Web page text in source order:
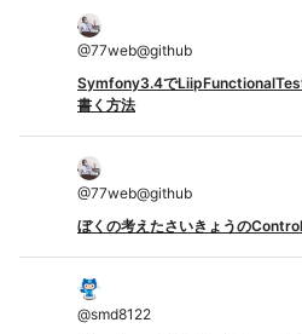
@77web@github
Symfony3.4で
書く方法
@77web@github
ぼくの考えたさいきょうの
@smd8122